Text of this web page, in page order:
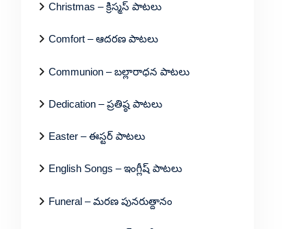
Christmas – క్రిస్మస్ పాటలు
Comfort – ఆదరణ పాటలు
Communion – బల్లారాధన పాటలు
Dedication – ప్రతిష్ఠ పాటలు
Easter – ఈస్టర్ పాటలు
English Songs – ఇంగ్లీష్ పాటలు
Funeral – మరణ పునరుత్దానం